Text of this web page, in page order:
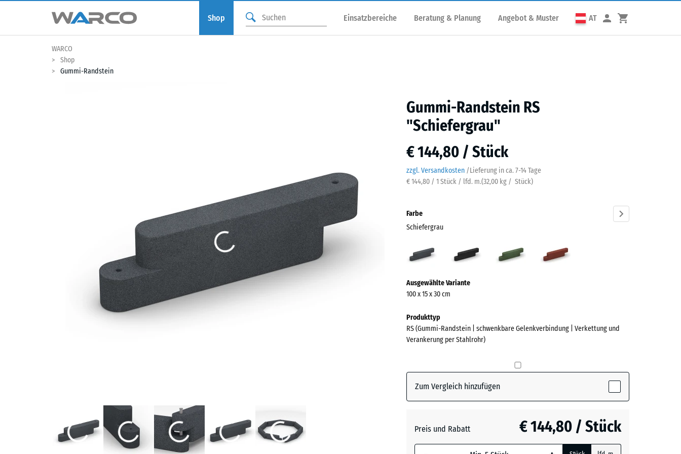
Shop Einsatzbereiche Beratung & Planung Angebot & Muster AT
WARCO
Shop
Gummi-Randstein
Gummi-Randstein RS
"Schiefergrau"
€ 144,80 / Stück
zzgl. Versandkosten /Lieferung in ca. 7-14 Tage
€ 144,80 / 1 Stück / lfd. m.(32,00 kg / Stück)
Farbe
Schiefergrau
(active)
Informationen
zu
Farben?
Farbpalette
(active)
- € 45,40
Ausgewählte Variante
100 x 15 x 30 cm
Produkttyp
RS (Gummi-Randstein | schwenkbare Gelenkverbindung | Verkettung und
Verankerung per Stahlrohr)
Zum Vergleich hinzufügen
Preis und Rabatt € 144,80 / Stück